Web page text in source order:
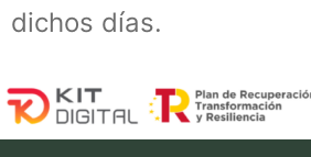
dichos días.